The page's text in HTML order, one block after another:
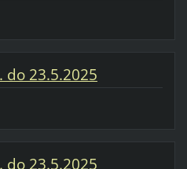
do 23.5.2025
do 23.5.2025